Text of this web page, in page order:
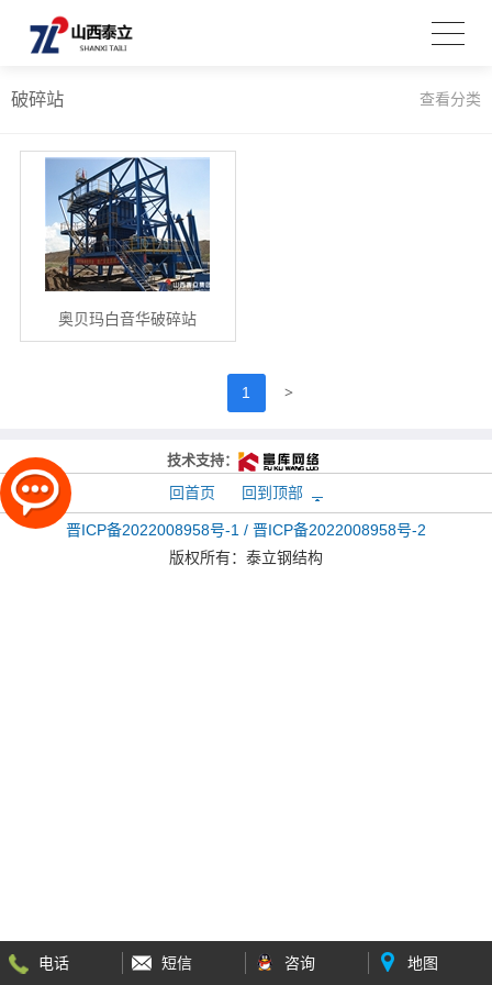
破碎站 查看分类
奥贝玛白音华破碎站
1 >
技术支持：
回首页 回到顶部
晋ICP备2022008958号-1 / 晋ICP备2022008958号-2
版权所有： 泰立钢结构
电话 短信 咨询 地图